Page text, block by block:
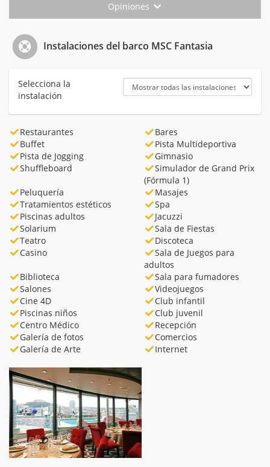
Opiniones
Instalaciones del barco MSC Fantasia
Selecciona la
instalación
Restaurantes
Bares
Buffet
Pista Multideportiva
Pista de Jogging
Gimnasio
Shuffleboard
Simulador de Grand Prix
(Fórmula 1)
Peluquería
Masajes
Tratamientos estéticos
Spa
Piscinas adultos
Jacuzzi
Solarium
Sala de Fiestas
Teatro
Discoteca
Casino
Sala de Juegos para
adultos
Biblioteca
Sala para fumadores
Salones
Videojuegos
Cine 4D
Club infantil
Piscinas niños
Club juvenil
Centro Médico
Recepción
Galería de fotos
Comercios
Galería de Arte
Internet